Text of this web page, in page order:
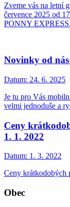
Zveme vás na letní
července 2025 od
PONNY
Novinky od nás
Datum: 24. 6. 2025
Je tu pro Vás
velmi jednoduše a
Ceny
1. 1. 2022
Datum: 1. 3. 2022
Ceny krátkodobých
Obec